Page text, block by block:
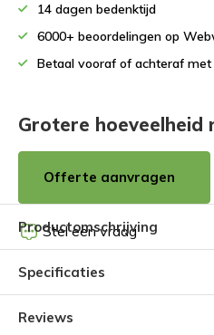
14 dagen bedenktijd
6000+ beoordelingen op
Betaal vooraf of achteraf
Grotere hoeveelheid
Offerte aanvragen
Stel een vraag
Productomschrijving
Specificaties
Reviews